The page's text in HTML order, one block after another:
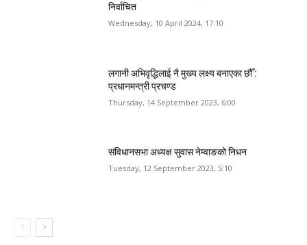
निर्वाचित
Wednesday, 10 April 2024, 17:10
लगानी अभिवृद्धिलाई नै मुख्य लक्ष्य बनाएका छौँ :
प्रधानमन्त्री प्रचण्ड
Thursday, 14 September 2023, 6:00
संविधानसभा अध्यक्ष सुवास नेम्वाङको निधन
Tuesday, 12 September 2023, 5:10